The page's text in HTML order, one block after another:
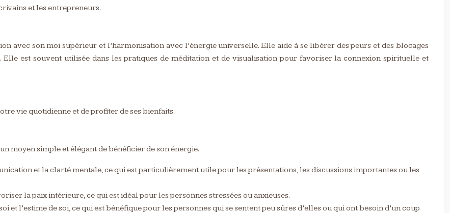
et les entrepreneurs.
avec son moi supérieur et l’harmonisation avec l’énergie universelle. Elle aide à se libérer des peurs et des blocages
est souvent utilisée dans les pratiques de méditation et de visualisation pour favoriser la connexion spirituelle et
vie quotidienne et de profiter de ses bienfaits.
moyen simple et élégant de bénéficier de son énergie.
et la clarté mentale, ce qui est particulièrement utile pour les présentations, les discussions importantes ou les
la paix intérieure, ce qui est idéal pour les personnes stressées ou anxieuses.
et l’estime de soi, ce qui est bénéfique pour les personnes qui se sentent peu sûres d’elles ou qui ont besoin d’un coup